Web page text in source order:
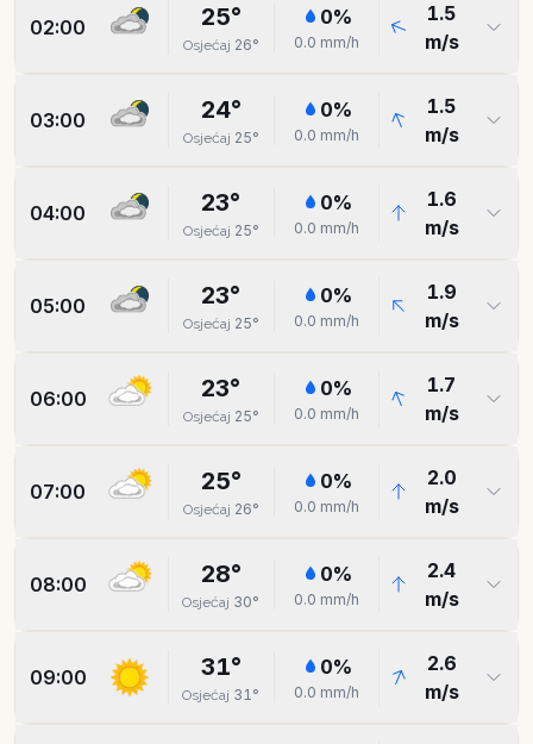
02:00 25°
Osjećaj 26°
0%
0.0 mm/h
1.5
m/s
03:00 24°
Osjećaj 25°
0%
0.0 mm/h
1.5
m/s
04:00 23°
Osjećaj 25°
0%
0.0 mm/h
1.6
m/s
05:00 23°
Osjećaj 25°
0%
0.0 mm/h
1.9
m/s
06:00 23°
Osjećaj 25°
0%
0.0 mm/h
1.7
m/s
07:00 25°
Osjećaj 26°
0%
0.0 mm/h
2.0
m/s
08:00 28°
Osjećaj 30°
0%
0.0 mm/h
2.4
m/s
09:00 31°
Osjećaj 31°
0%
0.0 mm/h
2.6
m/s